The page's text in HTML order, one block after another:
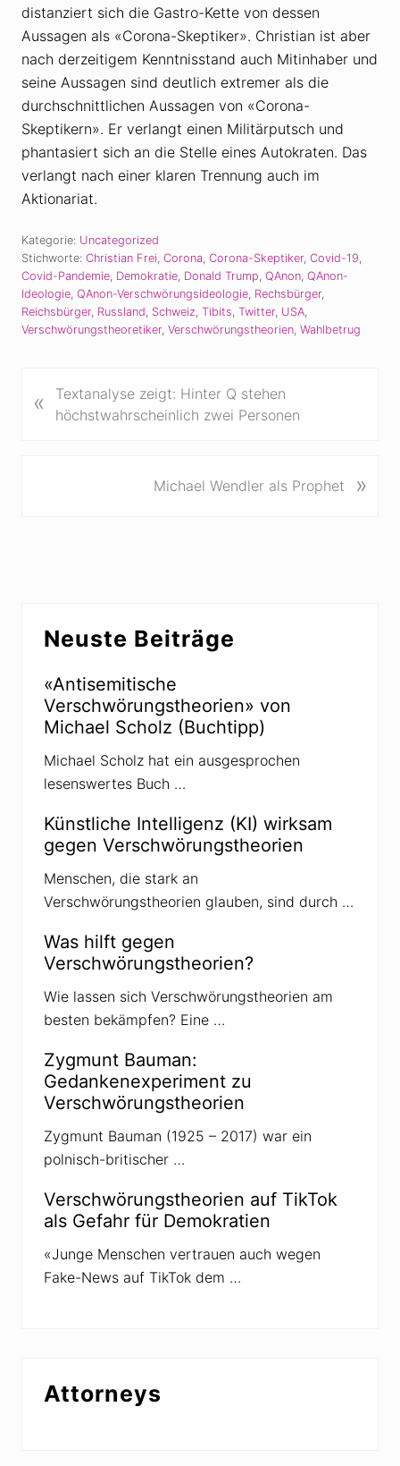
distanziert sich die Gastro-Kette von dessen
Aussagen als «Corona-Skeptiker». Christian ist aber
nach derzeitigem Kenntnisstand auch Mitinhaber und
seine Aussagen sind deutlich extremer als die
durchschnittlichen Aussagen von «Corona-
Skeptikern». Er verlangt einen Militärputsch und
phantasiert sich an die Stelle eines Autokraten. Das
verlangt nach einer klaren Trennung auch im
Aktionariat.
Kategorie: Uncategorized
Stichworte: Christian Frei Corona Corona-Skeptiker, Covid-19
Covid-Pandemie Demokratie Donald Trump QAnon QAnon-
Ideologie QAnon-Verschwörungsideologie Rechsbürger,
Reichsbürger, Russland Schweiz Tibits Twitter, USA
Verschwörungstheoretiker, Verschwörungstheorien Wahlbetrug
o
«
Textanalyse zeigt: Hinter Q stehen
höchstwahrscheinlich zwei Personen
Michael Wendler als Prophet »
Neuste Beiträge
«Antisemitische
Verschwörungstheorien» von
Michael Scholz (Buchtipp)
Michael Scholz hat ein ausgesprochen
lesenswertes Buch …
Künstliche Intelligenz (KI) wirksam
gegen Verschwörungstheorien
Menschen, die stark an
Verschwörungstheorien glauben, sind durch …
Was hilft gegen
Verschwörungstheorien?
Wie lassen sich Verschwörungstheorien am
besten bekämpfen? Eine …
Zygmunt Bauman:
Gedankenexperiment zu
Verschwörungstheorien
Zygmunt Bauman (1925 – 2017) war ein
polnisch-britischer …
Verschwörungstheorien auf TikTok
als Gefahr für Demokratien
«Junge Menschen vertrauen auch wegen
Fake-News auf TikTok dem …
Attorneys